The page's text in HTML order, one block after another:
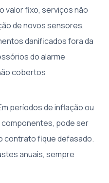
valor fixo, serviços não
de novos sensores,
danificados fora da
do alarme
cobertos
períodos de inflação ou
pode ser
contrato fique defasado.
anuais, sempre